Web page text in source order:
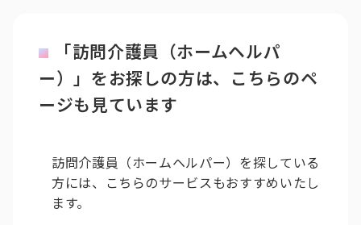
「訪問介護員（ホームヘルパ
ー）」をお探しの方は、こちらのペ
ージも見ています
訪問介護員（ホームヘルパー）を探している
方には、こちらのサービスもおすすめいたし
ます。